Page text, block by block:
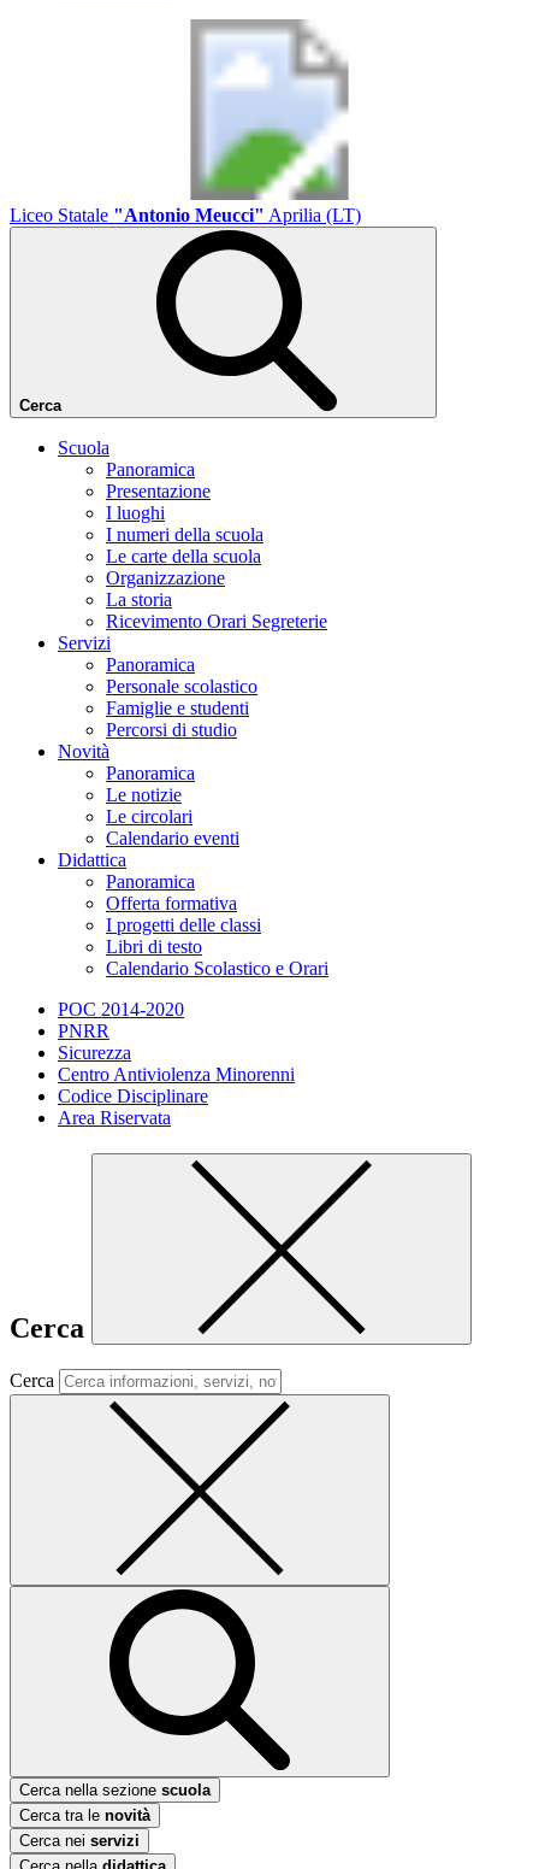
Liceo Statale "Antonio Meucci" Aprilia (LT)
Cerca
Scuola
Panoramica
Presentazione
I luoghi
I numeri della scuola
Le carte della scuola
Organizzazione
La storia
Ricevimento Orari Segreterie
Servizi
Panoramica
Personale scolastico
Famiglie e studenti
Percorsi di studio
Novità
Panoramica
Le notizie
Le circolari
Calendario eventi
Didattica
Panoramica
Offerta formativa
I progetti delle classi
Libri di testo
Calendario Scolastico e Orari
POC 2014-2020
PNRR
Sicurezza
Centro Antiviolenza Minorenni
Codice Disciplinare
Area Riservata
Cerca
Cerca
Cerca nella sezione scuola
Cerca tra le novità
Cerca nei servizi